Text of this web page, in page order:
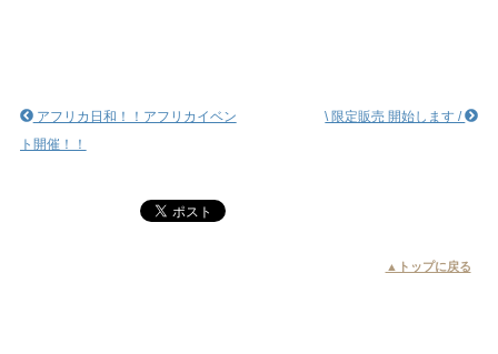
\ 限定販売 開始します /
アフリカ日和！！アフリカイベン
ト開催！！
▲トップに戻る